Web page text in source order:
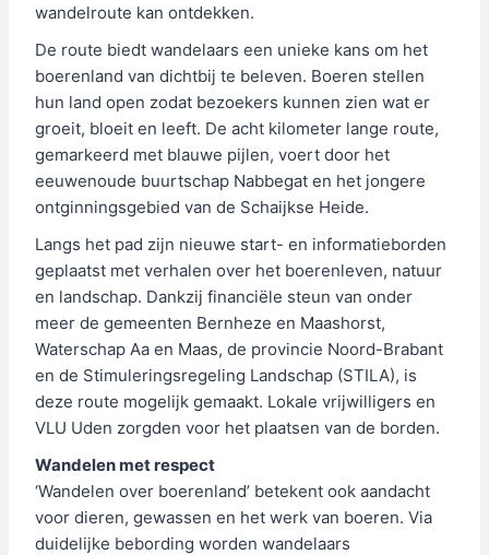
wandelroute kan ontdekken.
De route biedt wandelaars een unieke kans om het
boerenland van dichtbij te beleven. Boeren stellen
hun land open zodat bezoekers kunnen zien wat er
groeit, bloeit en leeft. De acht kilometer lange route,
gemarkeerd met blauwe pijlen, voert door het
eeuwenoude buurtschap Nabbegat en het jongere
ontginningsgebied van de Schaijkse Heide.
Langs het pad zijn nieuwe start- en informatieborden
geplaatst met verhalen over het boerenleven, natuur
en landschap. Dankzij financiële steun van onder
meer de gemeenten Bernheze en Maashorst,
Waterschap Aa en Maas, de provincie Noord-Brabant
en de Stimuleringsregeling Landschap (STILA), is
deze route mogelijk gemaakt. Lokale vrijwilligers en
VLU Uden zorgden voor het plaatsen van de borden.
Wandelen met respect
‘Wandelen over boerenland’ betekent ook aandacht
voor dieren, gewassen en het werk van boeren. Via
duidelijke bebording worden wandelaars